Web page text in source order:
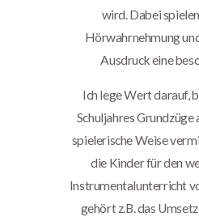
wird. Dabei
Hörwahrnehmung
Ausdruck eine
Ich lege Wert darauf,
Schuljahres Grundzüge
spielerische Weise
die Kinder für den
Instrumentalunterricht
gehört z.B. das